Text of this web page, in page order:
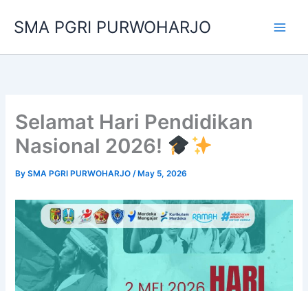
SMA PGRI PURWOHARJO
Selamat Hari Pendidikan
Nasional 2026!
BySMA PGRI PURWOHARJO/ May 5, 2026